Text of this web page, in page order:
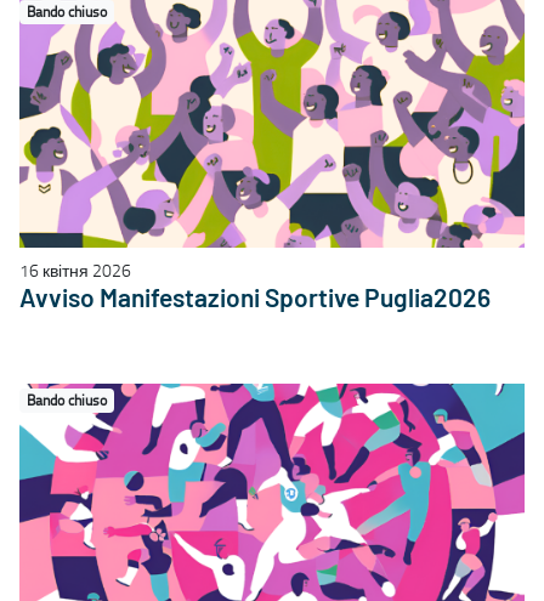
Bando chiuso
16 квітня 2026
Avviso Manifestazioni Sportive Puglia2026
Bando chiuso